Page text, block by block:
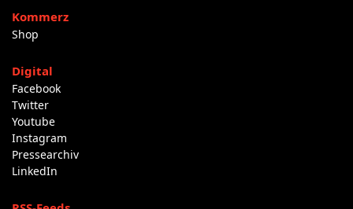
Kommerz
Shop
Digital
Facebook
Twitter
Youtube
Instagram
Pressearchiv
LinkedIn